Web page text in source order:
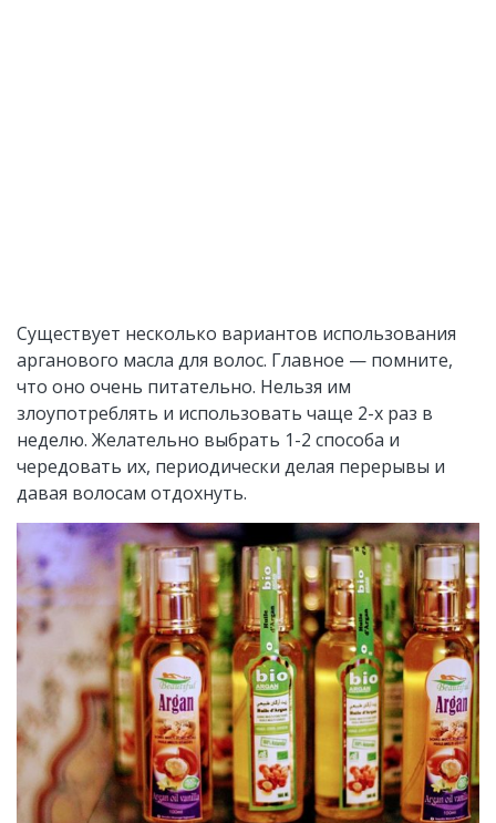
Существует несколько вариантов использования
арганового масла для волос. Главное — помните,
что оно очень питательно. Нельзя им
злоупотреблять и использовать чаще 2-х раз в
неделю. Желательно выбрать 1-2 способа и
чередовать их, периодически делая перерывы и
давая волосам отдохнуть.